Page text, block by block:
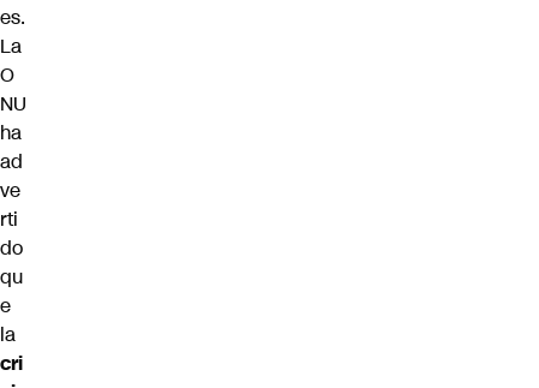
es.
La
O
NU
ha
ad
ve
rti
do
qu
e
la
cri